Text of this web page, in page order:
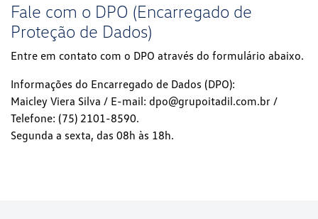
Fale com o DPO (Encarregado de
Proteção de Dados)
Entre em contato com o DPO através do formulário abaixo.
Informações do Encarregado de Dados (DPO):
Maicley Viera Silva / E-mail: dpo@grupoitadil.com.br /
Telefone: (75) 2101-8590.
Segunda a sexta, das 08h às 18h.